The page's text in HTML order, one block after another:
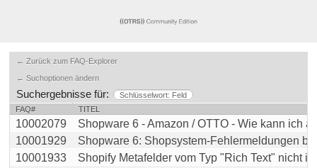
← Zurück zum FAQ-Explorer
← Suchoptionen ändern
Suchergebnisse für:
Schlüsselwort: Feld
FAQ#
TITEL
10002079
Shopware 6 - Amazon / OTTO - Wie kann ich
10001929
Shopware 6: Shopsystem-Fehlermeldungen
10001933
Shopify Metafelder vom Typ "Rich Text" nicht